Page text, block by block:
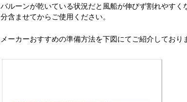
バルーンが乾いている状況だと風船が伸びず割れやす
分含ませてからご使用ください。
メーカーおすすめの準備方法を下図にてご紹介しており